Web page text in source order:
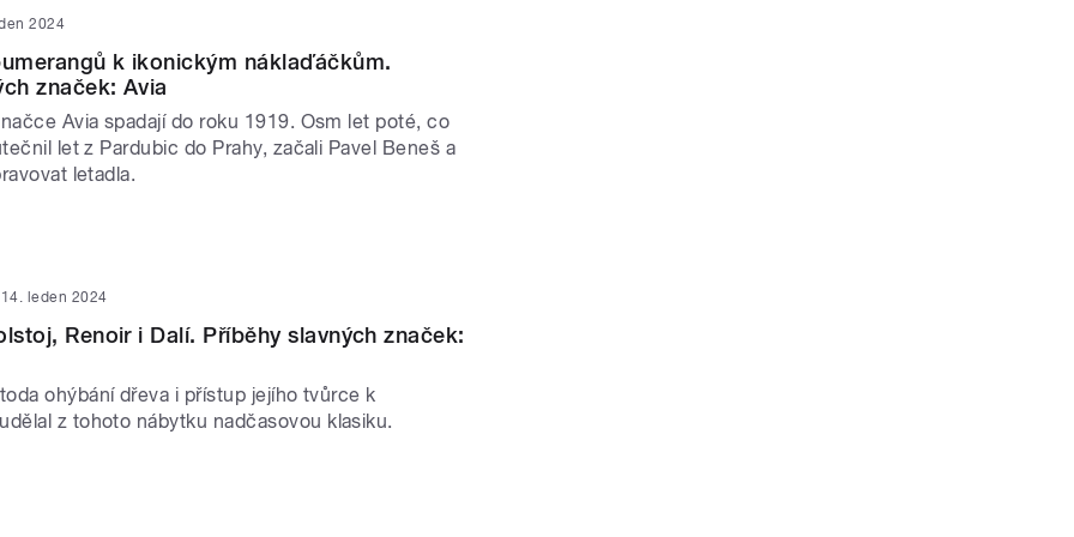
2024
k ikonickým náklaďáčkům.
značek: Avia
Avia spadají do roku 1919. Osm let poté, co
let z Pardubic do Prahy, začali Pavel Beneš a
letadla.
14. leden 2024
Renoir i Dalí. Příběhy slavných značek:
ohýbání dřeva i přístup jejího tvůrce k
z tohoto nábytku nadčasovou klasiku.